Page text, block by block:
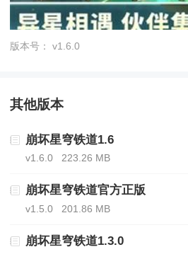
角色养成：玩家可以收集并养
有独特的技能和属性，通过升
版本号： v1.6.0
其他版本
崩坏星穹铁道1.6
v1.6.0 223.26 MB
崩坏星穹铁道官方正版
v1.5.0 201.86 MB
崩坏星穹铁道1.3.0